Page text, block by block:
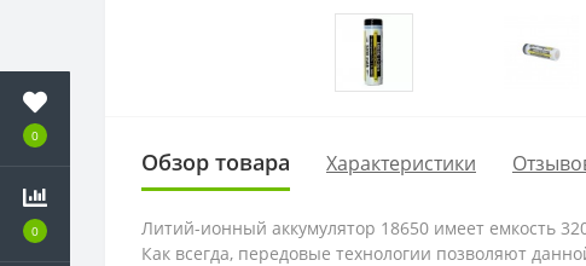
0
0
Обзор товара Характеристики
Литий-ионный аккумулятор 18650 имеет емкость
Как всегда, передовые технологии позволяют